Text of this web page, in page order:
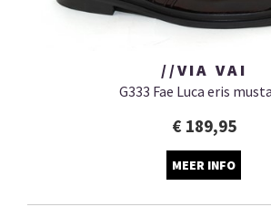
//VIA VAI
G333 Fae Luca eris
€ 189,95
MEER INFO